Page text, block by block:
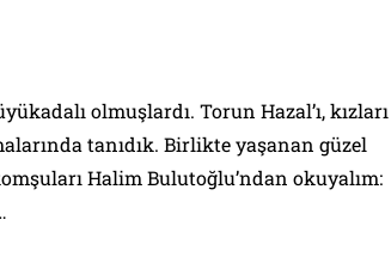
olmuşlardı. Torun Hazal’ı, kızları
tanıdık. Birlikte yaşanan güzel
Halim Bulutoğlu’ndan okuyalım: